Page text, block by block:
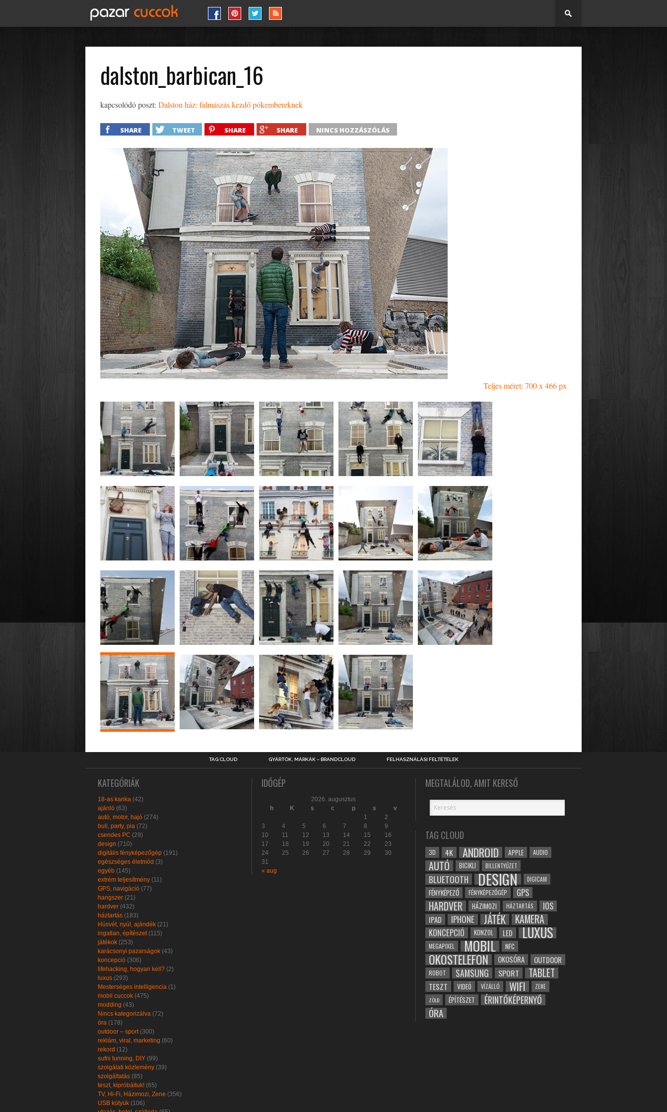
dalston_barbican_16
kapcsolódó poszt:Dalston ház: falmászás kezdő pókembereknek
SHARE TWEET SHARE SHARE NINCS HOZZÁSZÓLÁS
Teljes méret: 700 x 466 px
TAG CLOUD GYÁRTÓK, MÁRKÁK – BRANDCLOUD FELHASZNÁLÁSI FELTÉTELEK
KATEGÓRIÁK
18-as karika (42)
ajánló (63)
autó, motor, hajó (274)
buli, party, pia (72)
csendes PC (29)
design (710)
digitális fényképezőgép (191)
egészséges életmód (3)
egyéb (145)
extrém teljesítmény (11)
GPS, navigáció (77)
hangszer (21)
hardver (432)
háztartás (183)
Húsvét, nyúl, ajándék (21)
ingatlan, építészet (115)
játékok (253)
karácsonyi pazarságok (43)
koncepció (306)
lifehacking, hogyan kell? (2)
luxus (293)
Mesterséges intelligencia (1)
mobil cuccok (475)
modding (43)
Nincs kategorizálva (72)
óra (178)
outdoor – sport (300)
reklám, viral, marketing (60)
rekord (12)
sufni tunning, DIY (99)
szolgálati közlemény (39)
szolgáltatás (85)
teszt, kipróbáltuk! (65)
TV, Hi-Fi, Házimozi, Zene (356)
USB kütyük (106)
IDŐGÉP
2026. augusztus
h
K s c p s
v
1
2
3
4 5 6 7 8
9
10
11 12 13 14 15
16
17
18 19 20 21 22
23
24
25 26 27 28 29
30
31
« aug
MEGTALÁLOD, AMIT KERESŐ
TAG CLOUD
3D 4K ANDROID APPLE AUDIO
AUTÓ BICIKLI BILLENTYŰZET
BLUETOOTH DESIGN DIGICAM
FÉNYKÉPEZŐ FÉNYKÉPEZŐGÉP GPS
HARDVER HÁZIMOZI HÁZTARTÁS IOS
IPAD IPHONE JÁTÉK KAMERA
KONCEPCIÓ KONZOL LED LUXUS
MEGAPIXEL MOBIL NFC
OKOSTELEFON OKOSÓRA OUTDOOR
ROBOT SAMSUNG SPORT TABLET
TESZT VIDEÓ VÍZÁLLÓ WIFI
ZENE
ZÖLD
ÉPÍTÉSZET ÉRINTŐKÉPERNYŐ
ÓRA